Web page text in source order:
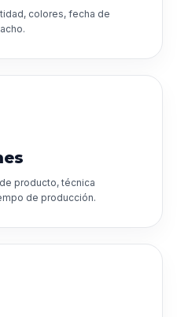
colores, fecha de
producto, técnica
de producción.